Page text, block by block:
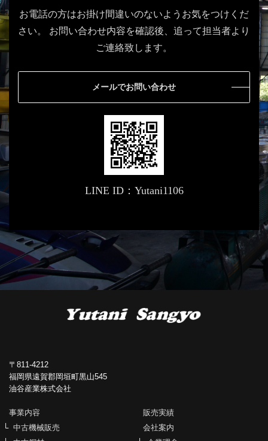
お電話の方はお掛け間違いのないようお気をつけくだ
さい。
お問い合わせ内容を確認後、追って担当者より
ご連絡致します。
メールでお問い合わせ
LINE ID：Yutani1106
〒811-4212
福岡県遠賀郡岡垣町黒山545
油谷産業株式会社
事業内容
中古機械販売
販売実績
会社案内